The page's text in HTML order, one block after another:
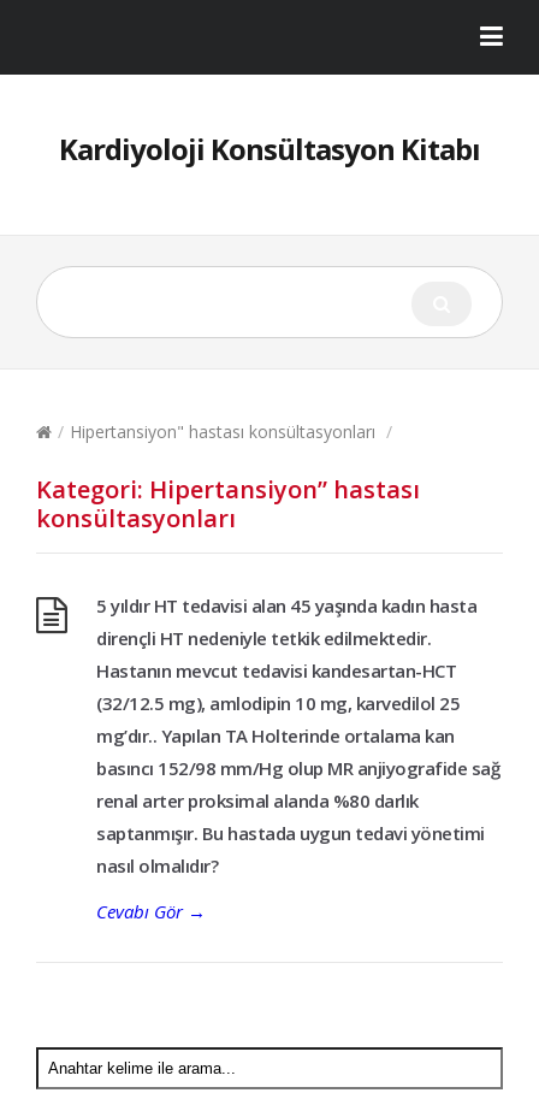
Kardiyoloji Konsültasyon Kitabı
/ Hipertansiyon" hastası konsültasyonları /
Kategori: Hipertansiyon” hastası
konsültasyonları
5 yıldır HT tedavisi alan 45 yaşında kadın hasta
dirençli HT nedeniyle tetkik edilmektedir.
Hastanın mevcut tedavisi kandesartan-HCT
(32/12.5 mg), amlodipin 10 mg, karvedilol 25
mg’dır.. Yapılan TA Holterinde ortalama kan
basıncı 152/98 mm/Hg olup MR anjiyografide sağ
renal arter proksimal alanda %80 darlık
saptanmışır. Bu hastada uygun tedavi yönetimi
nasıl olmalıdır?
Cevabı Gör→